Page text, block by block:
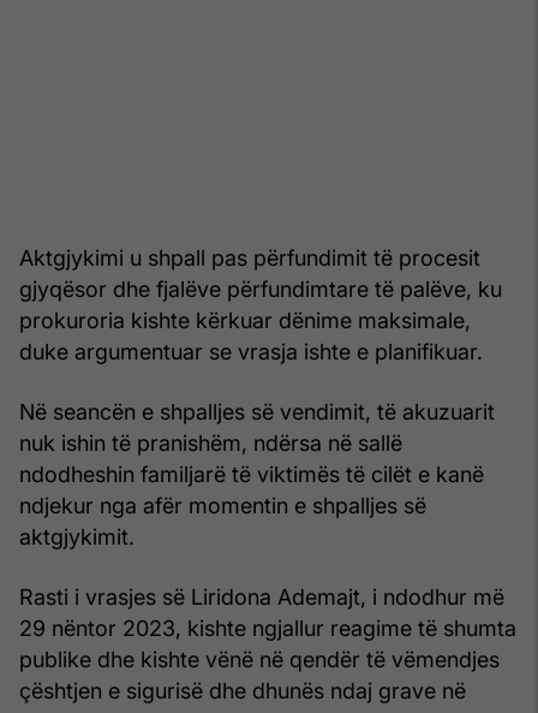
Aktgjykimi u shpall pas përfundimit të procesit
gjyqësor dhe fjalëve përfundimtare të palëve, ku
prokuroria kishte kërkuar dënime maksimale,
duke argumentuar se vrasja ishte e planifikuar.
Në seancën e shpalljes së vendimit, të akuzuarit
nuk ishin të pranishëm, ndërsa në sallë
ndodheshin familjarë të viktimës të cilët e kanë
ndjekur nga afër momentin e shpalljes së
aktgjykimit.
Rasti i vrasjes së Liridona Ademajt, i ndodhur më
29 nëntor 2023, kishte ngjallur reagime të shumta
publike dhe kishte vënë në qendër të vëmendjes
çështjen e sigurisë dhe dhunës ndaj grave në